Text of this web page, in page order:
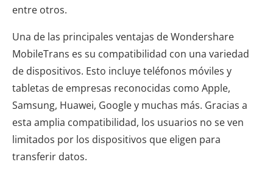
entre otros.
Una de las principales ventajas de Wondershare
MobileTrans es su compatibilidad con una variedad
de dispositivos. Esto incluye teléfonos móviles y
tabletas de empresas reconocidas como Apple,
Samsung, Huawei, Google y muchas más. Gracias a
esta amplia compatibilidad, los usuarios no se ven
limitados por los dispositivos que eligen para
transferir datos.